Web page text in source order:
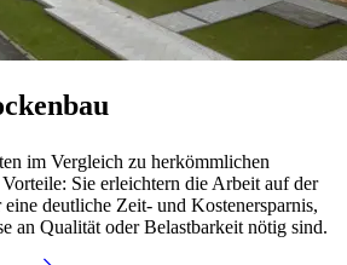
im Vergleich zu herkömmlichen
Sie erleichtern die Arbeit auf der
deutliche Zeit- und Kostenersparnis,
an Qualität oder Belastbarkeit nötig sind.